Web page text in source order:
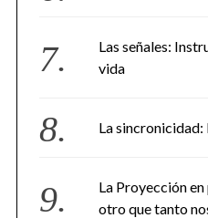
Las señales:
vida
La sincronicidad:
La Proyección
otro que tanto